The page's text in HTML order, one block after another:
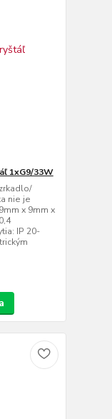
1xG9/33W
nie je
x 9mm x
IP 20-